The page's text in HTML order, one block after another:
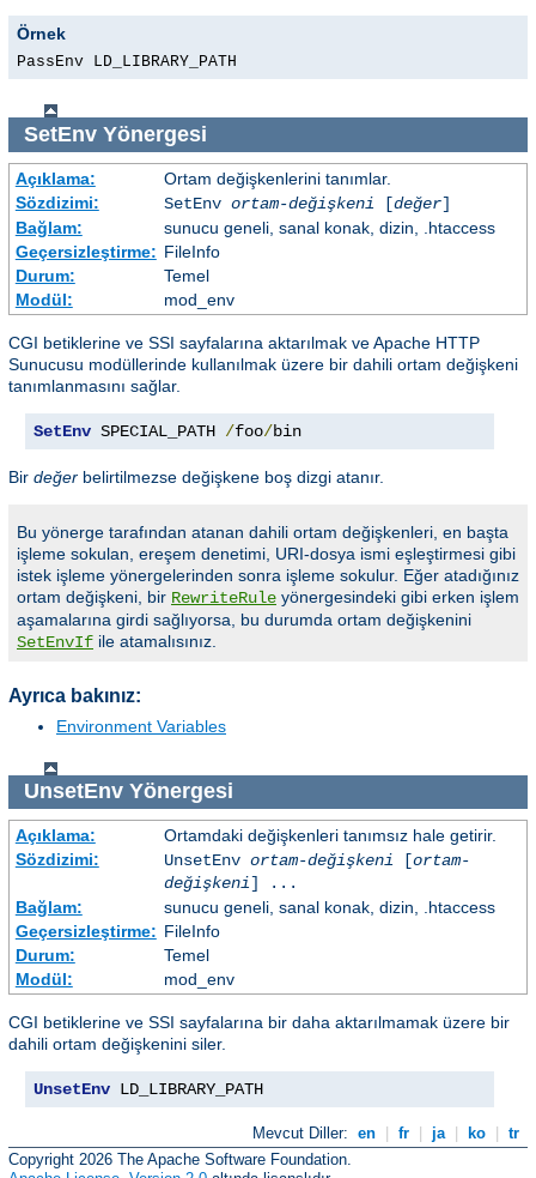
Örnek
PassEnv LD_LIBRARY_PATH
SetEnvYönergesi
Açıklama:
Ortam değişkenlerini tanımlar.
Sözdizimi:
SetEnv ortam-değişkeni [değer]
Bağlam:
sunucu geneli, sanal konak, dizin, .htaccess
Geçersizleştirme: FileInfo
Durum:
Temel
Modül:
mod_env
CGI betiklerine ve SSI sayfalarına aktarılmak ve Apache HTTP
Sunucusu modüllerinde kullanılmak üzere bir dahili ortam değişkeni
tanımlanmasını sağlar.
SetEnv SPECIAL_PATH /foo/bin
Bir değer belirtilmezse değişkene boş dizgi atanır.
Bu yönerge tarafından atanan dahili ortam değişkenleri, en başta
işleme sokulan, ereşem denetimi, URI-dosya ismi eşleştirmesi gibi
istek işleme yönergelerinden sonra işleme sokulur. Eğer atadığınız
ortam değişkeni, bir RewriteRule yönergesindeki gibi erken işlem
aşamalarına girdi sağlıyorsa, bu durumda ortam değişkenini
SetEnvIf ile atamalısınız.
Ayrıca bakınız:
Environment Variables
UnsetEnvYönergesi
Açıklama:
Ortamdaki değişkenleri tanımsız hale getirir.
Sözdizimi:
UnsetEnv ortam-değişkeni [ortam-
değişkeni] ...
Bağlam:
sunucu geneli, sanal konak, dizin, .htaccess
Geçersizleştirme: FileInfo
Durum:
Temel
Modül:
mod_env
CGI betiklerine ve SSI sayfalarına bir daha aktarılmamak üzere bir
dahili ortam değişkenini siler.
UnsetEnv LD_LIBRARY_PATH
Mevcut Diller: en fr ja ko
tr
Copyright 2026 The Apache Software Foundation.